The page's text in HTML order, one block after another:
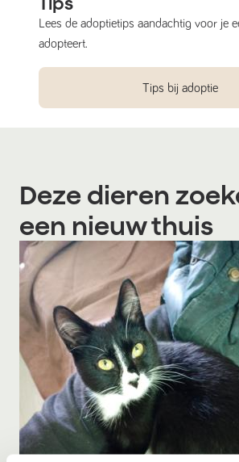
Lees de adoptietips aandachtig voor je
adopteert.
Tips bij adoptie
Deze dieren
een nieuw thuis